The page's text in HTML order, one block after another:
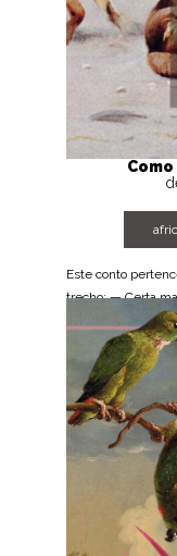
Este conto
trecho: — Certa
chacal rondava à
BAIXE